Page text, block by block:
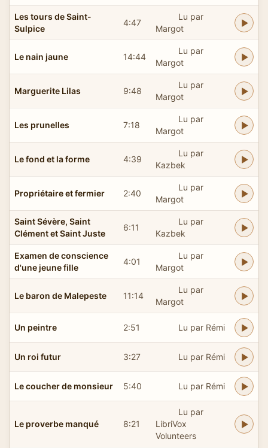
Les tours de Saint-
Sulpice
4:47
Lu par
Margot
Le nain jaune 14:44
Lu par
Margot
Marguerite Lilas 9:48
Lu par
Margot
Les prunelles 7:18
Lu par
Margot
Le fond et la forme 4:39
Lu par
Kazbek
Propriétaire et fermier 2:40
Lu par
Margot
Saint Sévère, Saint
Clément et Saint Juste
6:11
Lu par
Kazbek
Examen de conscience
d'une jeune fille
4:01
Lu par
Margot
Le baron de Malepeste 11:14
Lu par
Margot
Un peintre 2:51 Lu par Rémi
Un roi futur 3:27 Lu par Rémi
Le coucher de monsieur 5:40 Lu par Rémi
Le proverbe manqué 8:21
Lu par
LibriVox
Volunteers